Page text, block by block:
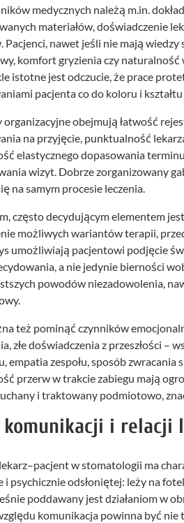
medycznych należą m.in.
materiałów, doświadczenie
Pacjenci, nawet jeśli nie mają
komfort gryzienia czy
istotne jest odczucie, że prace
pacjenta co do koloru i
organizacyjne obejmują łatwość
na przyjęcie, punktualność
elastycznego dopasowania
wizyt. Dobrze zorganizowany
na samym procesie leczenia.
często decydującym elementem
możliwych wariantów terapii,
umożliwiają pacjentowi podjęcie
a nie jedynie bierności
powodów niezadowolenia,
też pominąć czynników
złe doświadczenia z przeszłości –
empatia zespołu, sposób
przerw w trakcie zabiegu mają
i traktowany podmiotowo,
komunikacji i relacji
w stomatologii ma
i psychicznie odsłoniętej: leży na
poddawany jest działaniom w
komunikacja powinna być nie